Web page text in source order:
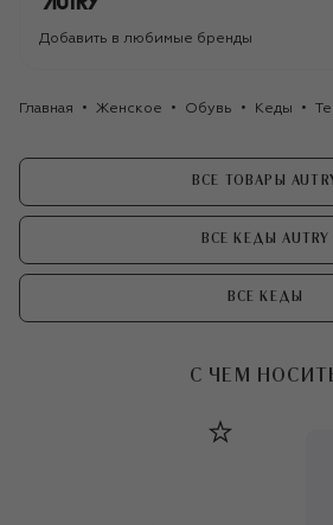
Добавить в любимые бренды
Главная Женское Обувь Кеды
ВСЕ ТОВАРЫ
ВСЕ КЕДЫ AUTRY
ВСЕ КЕДЫ
С ЧЕМ